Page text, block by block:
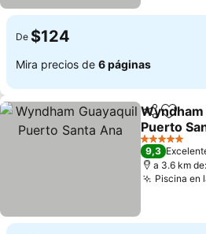
De $124
Mira precios de 6 páginas
Compartir
Puerto
5 Estrellas
9,3
a 3.6 km
Piscina en